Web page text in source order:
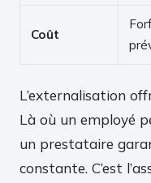
Coût
L’externalisation
Là où un employé
un prestataire
constante. C’est